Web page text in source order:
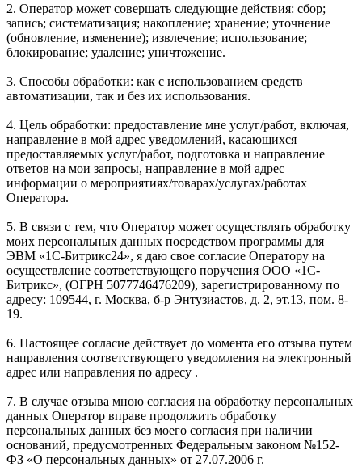
2. Оператор может совершать следующие действия: сбор;
запись; систематизация; накопление; хранение; уточнение
(обновление, изменение); извлечение; использование;
блокирование; удаление; уничтожение.
3. Способы обработки: как с использованием средств
автоматизации, так и без их использования.
4. Цель обработки: предоставление мне услуг/работ, включая,
направление в мой адрес уведомлений, касающихся
предоставляемых услуг/работ, подготовка и направление
ответов на мои запросы, направление в мой адрес
информации о мероприятиях/товарах/услугах/работах
Оператора.
5. В связи с тем, что Оператор может осуществлять обработку
моих персональных данных посредством программы для
ЭВМ «1С-Битрикс24», я даю свое согласие Оператору на
осуществление соответствующего поручения ООО «1С-
Битрикс», (ОГРН 5077746476209), зарегистрированному по
адресу: 109544, г. Москва, б-р Энтузиастов, д. 2, эт.13, пом. 8-
19.
6. Настоящее согласие действует до момента его отзыва путем
направления соответствующего уведомления на электронный
адрес или направления по адресу .
7. В случае отзыва мною согласия на обработку персональных
данных Оператор вправе продолжить обработку
персональных данных без моего согласия при наличии
оснований, предусмотренных Федеральным законом №152-
ФЗ «О персональных данных» от 27.07.2006 г.